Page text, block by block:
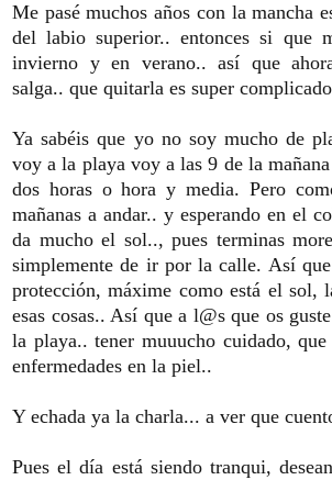
Me pasé muchos años con la mancha
del labio superior.. entonces si que
invierno y en verano.. así que
salga.. que quitarla es super
Ya sabéis que yo no soy mucho de
voy a la playa voy a las 9 de la
dos horas o hora y media. Pero
mañanas a andar.. y esperando en el
da mucho el sol.., pues terminas
simplemente de ir por la calle. Así
protección, máxime como está el sol,
esas cosas.. Así que a l@s que os
la playa.. tener muuucho cuidado,
enfermedades en la piel..
Y echada ya la charla... a ver que
Pues el día está siendo tranqui,